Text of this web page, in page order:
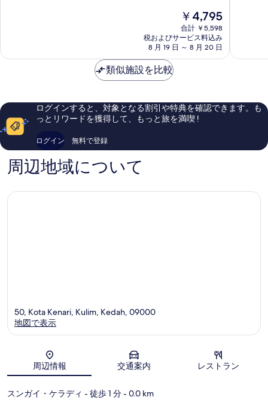
口
件
の
口
現
在
の
料
金
￥4,795
合計 ￥5,598
税およびサービス料込み
8 月 19 日 ～ 8 月 20 日
素
い、
口
類似施設を比較
ログインすると、対象となる割引や特典を確認できます。も
っとリワードを獲得して、もっと旅を満喫 !
ログイン 無料で登録
周辺地域について
地図
50, Kota Kenari, Kulim, Kedah, 09000
地図で表示
周辺情報 交通案内 レストラン
スンガイ・ケラディ - 徒歩 1 分- 0.0 km